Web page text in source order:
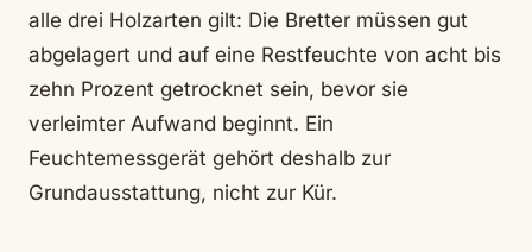
alle drei Holzarten gilt: Die Bretter müssen gut
abgelagert und auf eine Restfeuchte von acht bis
zehn Prozent getrocknet sein, bevor sie
verleimter Aufwand beginnt. Ein
Feuchtemessgerät gehört deshalb zur
Grundausstattung, nicht zur Kür.